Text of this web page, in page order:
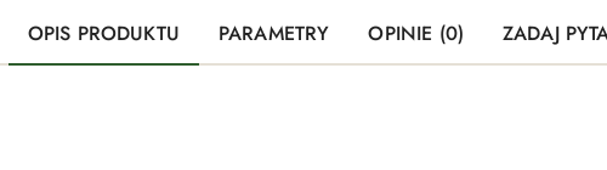
OPIS PRODUKTU PARAMETRY OPINIE (0) ZADAJ